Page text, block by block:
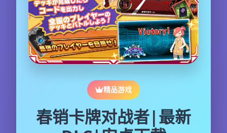
精品游戏
春销卡牌对战者|最新